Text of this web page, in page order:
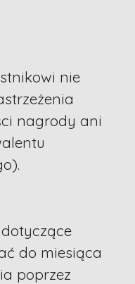
nie
nagrody ani
do miesiąca
poprzez